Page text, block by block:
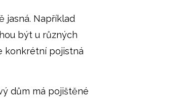
jasná. Například
být u různých
konkrétní pojistná
dům má pojištěné